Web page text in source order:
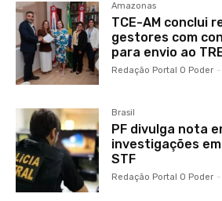
Amazonas
TCE-AM conclui
gestores com
para envio ao
Redação Portal O Poder -
Brasil
PF divulga nota
investigações
STF
Redação Portal O Poder -